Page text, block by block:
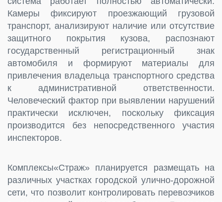
Камеры фиксируют проезжающий грузовой
транспорт, анализируют наличие или отсутствие
защитного покрытия кузова, распознают
государственный регистрационный знак
автомобиля и формируют материалы для
привлечения владельца транспортного средства
к административной ответственности.
Человеческий фактор при выявлении нарушений
практически исключен, поскольку фиксация
производится без непосредственного участия
инспекторов.
Комплексы«Страж» планируется размещать на
различных участках городской улично-дорожной
сети, что позволит контролировать перевозчиков